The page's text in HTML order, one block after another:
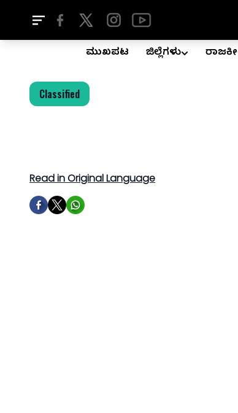
ಮುಖಪುಟ ಜಿಲ್ಲೆಗಳು
Classified
Read in Original Language